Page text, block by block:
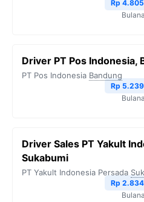
Rp
Driver PT Pos Indonesia,
PT Pos Indonesia Bandung
Rp
Driver Sales PT Yakult
Sukabumi
PT Yakult Indonesia Persada
Rp